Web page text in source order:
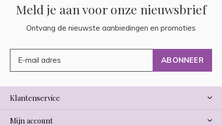
Meld je aan voor onze nieuwsbrief
Ontvang de nieuwste aanbiedingen en promoties
ABONNEER
Klantenservice
Mijn account